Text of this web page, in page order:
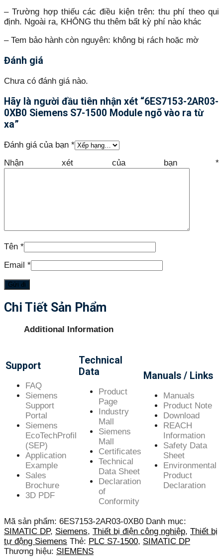
– Trường hợp thiếu các điều kiện trên: thu phí theo qui
định. Ngoài ra, KHÔNG thu thêm bất kỳ phí nào khác
– Tem bảo hành còn nguyên: không bị rách hoặc mờ
Đánh giá
Chưa có đánh giá nào.
Hãy là người đầu tiên nhận xét “6ES7153-2AR03-
0XB0 Siemens S7-1500 Module ngõ vào ra từ
xa”
Đánh giá của bạn *
Nhận xét của bạn *
Tên *
Email *
Chi Tiết Sản Phẩm
Additional Information
Support
FAQ
Siemens
Support
Portal
Siemens
EcoTechProfil
(SEP)
Application
Example
Sales
Brochure
3D PDF
Technical
Data
Product
Page
Industry
Mall
Siemens
Mall
Certificates
Technical
Data Sheet
Declaration
of
Conformity
Manuals / Links
Manuals
Product Note
Download
REACH
Information
Safety Data
Sheet
Environmental
Product
Declaration
Mã sản phẩm: 6ES7153-2AR03-0XB0 Danh mục:
SIMATIC DP, Siemens, Thiết bị điện công nghiệp, Thiết bị
tự động Siemens Thẻ: PLC S7-1500, SIMATIC DP
Thương hiệu: SIEMENS